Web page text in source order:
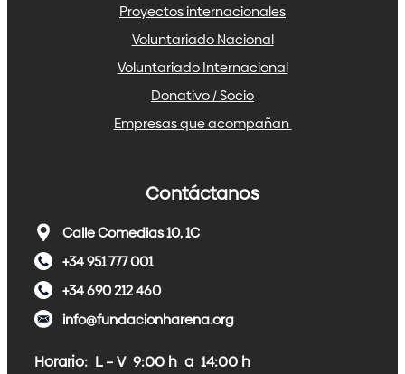
Proyectos internacionales
Voluntariado Nacional
Voluntariado Internacional
Donativo / Socio
Empresas que acompañan
Contáctanos
Calle Comedias 10, 1C
+34 951 777 001
+34 690 212 460
info@fundacionharena.org
Horario: L – V 9:00 h a 14:00 h